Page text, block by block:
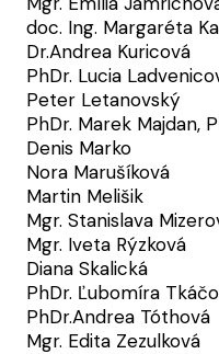
doc. Ing. Margaréta
Dr.Andrea Kuricová
PhDr. Lucia
Peter Letanovský
PhDr. Marek Majdan,
Denis Marko
Nora Marušíková
Martin Melišik
Mgr. Stanislava
Mgr. Iveta Rýzková
Diana Skalická
PhDr. Ľubomíra
PhDr.Andrea Tóthová
Mgr. Edita Zezulková